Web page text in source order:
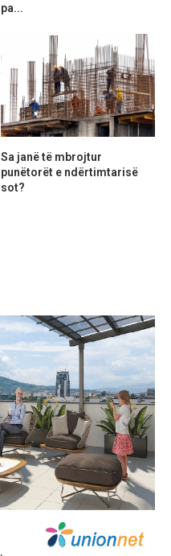
pa...
Sa janë të mbrojtur
punëtorët e ndërtimtarisë
sot?